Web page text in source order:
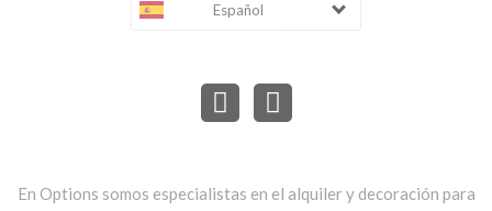
Español
En Options somos especialistas en el alquiler y decoración para